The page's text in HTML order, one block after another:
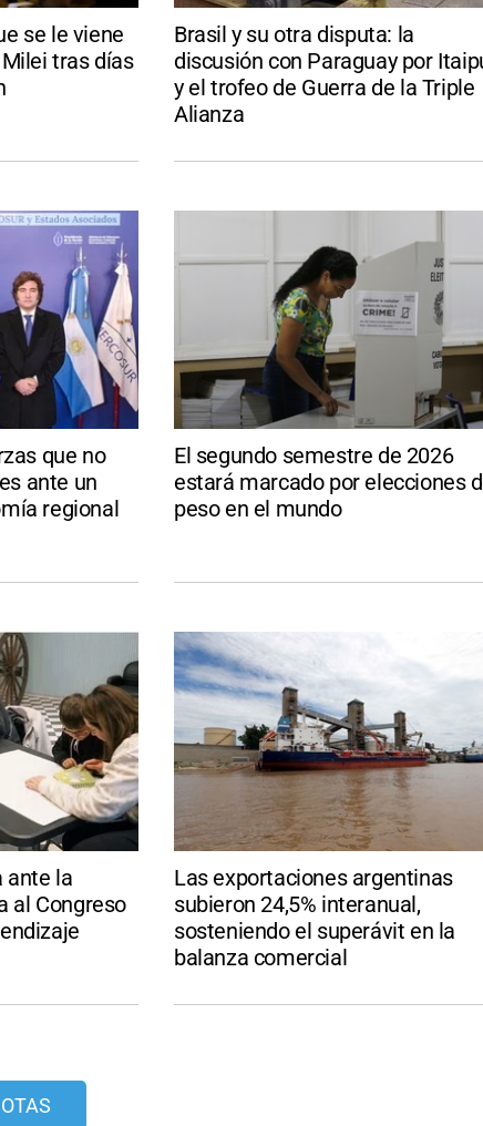
se le viene
tras días
Brasil y su otra disputa: la
discusión con Paraguay por
y el trofeo de Guerra de la Triple
Alianza
que no
ante un
regional
El segundo semestre de 2026
estará marcado por elecciones
peso en el mundo
ante la
al Congreso
Las exportaciones argentinas
subieron 24,5% interanual,
sosteniendo el superávit en la
balanza comercial